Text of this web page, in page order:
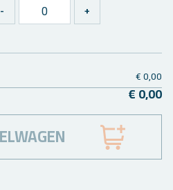
€ 0,00
€ 0,00